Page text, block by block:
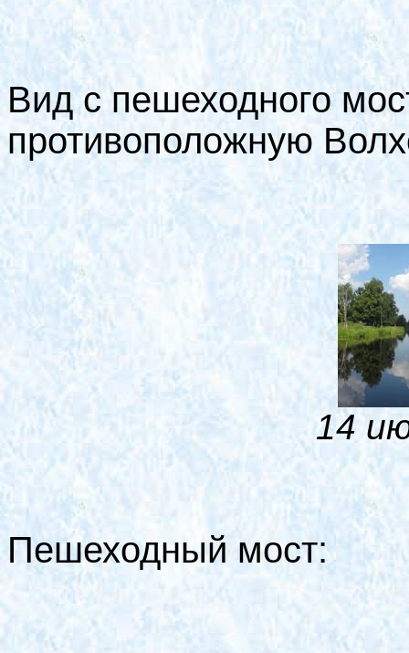
Вид с пешеходного
противоположную
14
Пешеходный мост: